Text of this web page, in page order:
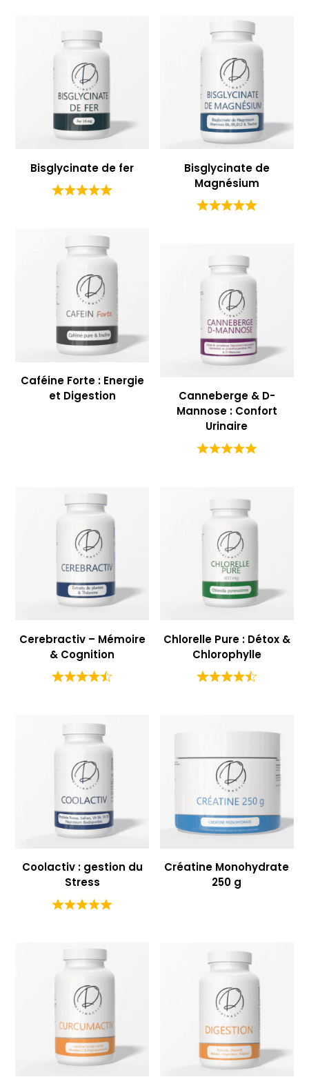
Bisglycinate de fer
Bisglycinate de
Magnésium
Caféine Forte : Energie
et Digestion
Canneberge & D-
Mannose : Confort
Urinaire
Cerebractiv – Mémoire
& Cognition
Chlorelle Pure : Détox &
Chlorophylle
Coolactiv : gestion du
Stress
Créatine Monohydrate
250 g